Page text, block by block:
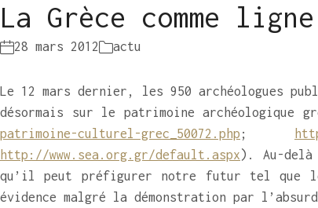
La Grèce comme
28 mars 2012 actu
Le 12 mars dernier, les 950 archéologues
désormais sur le patrimoine archéologique
patrimoine-culturel-grec_50072.php ;
http://www.sea.org.gr/default.aspx). Au-delà
qu’il peut préfigurer notre futur tel que le
évidence malgré la démonstration par